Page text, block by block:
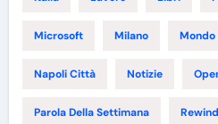
Microsoft Milano Mondo
Napoli Città Notizie
Parola Della Settimana